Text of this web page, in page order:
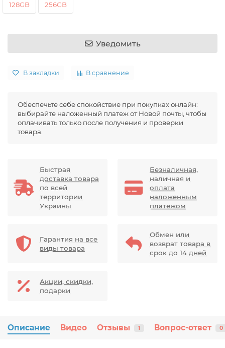
128GB 256GB
Уведомить
В закладки В сравнение
Обеспечьте себе спокойствие при покупках онлайн:
выбирайте наложенный платеж от Новой почты, чтобы
оплачивать только после получения и проверки
товара.
Быстрая
доставка товара
по всей
территории
Украины
Безналичная,
наличная и
оплата
наложенным
платежом
Гарантия на все
виды товара
Обмен или
возврат товара в
срок до 14 дней
Акции, скидки,
подарки
Описание Видео Отзывы 1 Вопрос-ответ 0